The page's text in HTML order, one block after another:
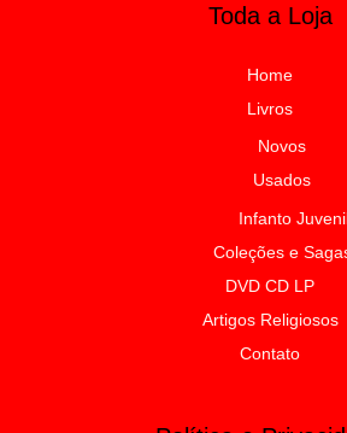
Toda a Loja
Home
Livros
Novos
Usados
Infanto
Coleções e
DVD CD LP
Artigos Religiosos
Contato